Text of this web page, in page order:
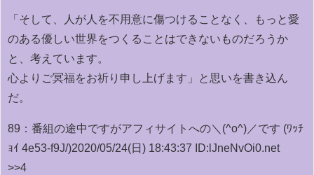
「そして、人が人を不用意に傷つけることなく、もっと愛
のある優しい世界をつくることはできないものだろうか
と、考えています。
心よりご冥福をお祈り申し上げます」と思いを書き込ん
だ。
89： 番組の途中ですがアフィサイトへの＼(^o^)／です (ﾜｯﾁ
ｮｲ 4e53-f9J/)2020/05/24(日) 18:43:37 ID:lJneNvOi0.net
>>4